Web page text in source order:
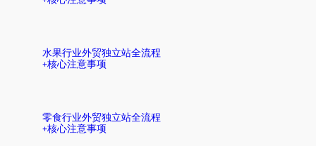
水果行业外贸独立站全流程
+核心注意事项
零食行业外贸独立站全流程
+核心注意事项